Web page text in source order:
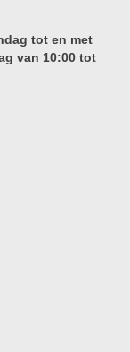
tot en met
van 10:00 tot